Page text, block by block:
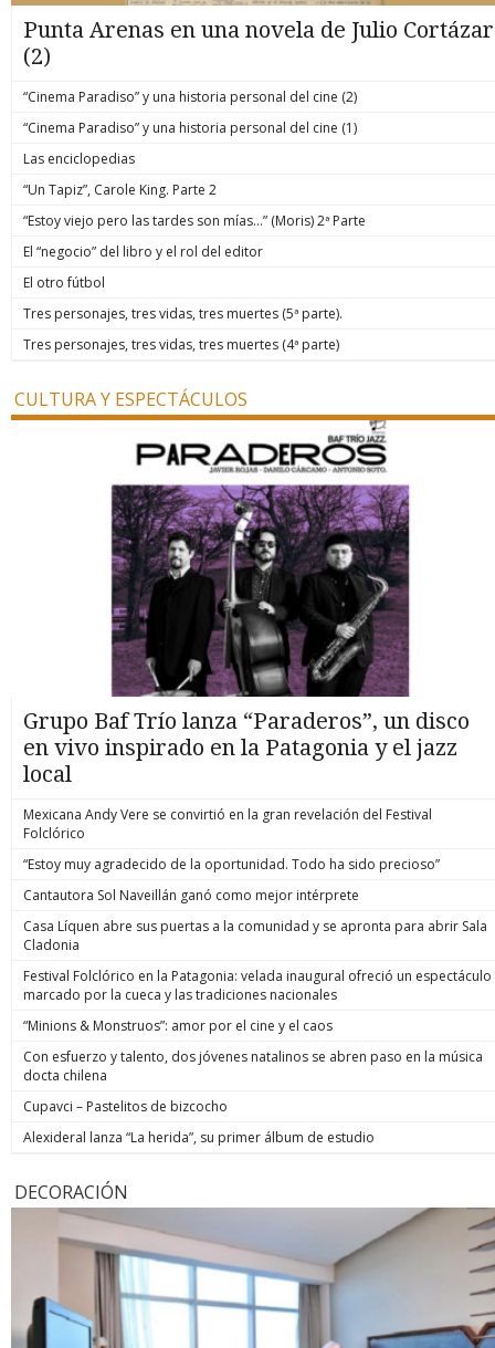
Punta Arenas en una novela de Julio Cortázar
(2)
“Cinema Paradiso” y una historia personal del cine (2)
“Cinema Paradiso” y una historia personal del cine (1)
Las enciclopedias
“Un Tapiz”, Carole King. Parte 2
“Estoy viejo pero las tardes son mías…” (Moris) 2ª Parte
El “negocio” del libro y el rol del editor
El otro fútbol
Tres personajes, tres vidas, tres muertes (5ª parte).
Tres personajes, tres vidas, tres muertes (4ª parte)
CULTURA Y ESPECTÁCULOS
Grupo Baf Trío lanza “Paraderos”, un disco
en vivo inspirado en la Patagonia y el jazz
local
Mexicana Andy Vere se convirtió en la gran revelación del Festival
Folclórico
“Estoy muy agradecido de la oportunidad. Todo ha sido precioso”
Cantautora Sol Naveillán ganó como mejor intérprete
Casa Líquen abre sus puertas a la comunidad y se apronta para abrir Sala
Cladonia
Festival Folclórico en la Patagonia: velada inaugural ofreció un espectáculo
marcado por la cueca y las tradiciones nacionales
“Minions & Monstruos”: amor por el cine y el caos
Con esfuerzo y talento, dos jóvenes natalinos se abren paso en la música
docta chilena
Cupavci – Pastelitos de bizcocho
Alexideral lanza “La herida”, su primer álbum de estudio
DECORACIÓN